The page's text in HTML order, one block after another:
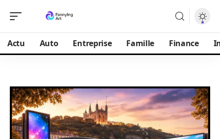
Actu Auto Entreprise Famille Finance